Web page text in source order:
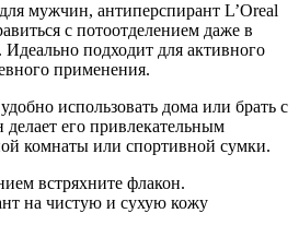
мужчин, антиперспирант L’Oreal
с потоотделением даже в
подходит для активного
применения.
использовать дома или брать с
его привлекательным
комнаты или спортивной сумки.
встряхните флакон.
на чистую и сухую кожу